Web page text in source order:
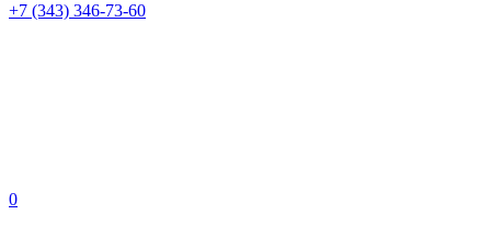
+7 (343) 346-73-‬60
0